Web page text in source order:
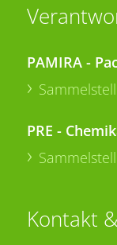
PAMIRA -
PRE -
Kontakt